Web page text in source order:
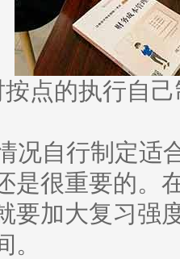
点的执行自
况自行制定适
是很重要的。
要加大复习强